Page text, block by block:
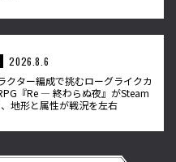
2026.8.6
クター編成で挑むローグライクカ
『Re ― 終わらぬ夜』がSteam
地形と属性が戦況を左右